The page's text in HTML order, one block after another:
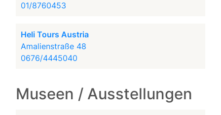
01/8760453
Heli Tours Austria
Amalienstraße 48
0676/4445040
Museen / Ausstellungen